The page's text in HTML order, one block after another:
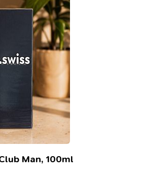
Man, 100ml